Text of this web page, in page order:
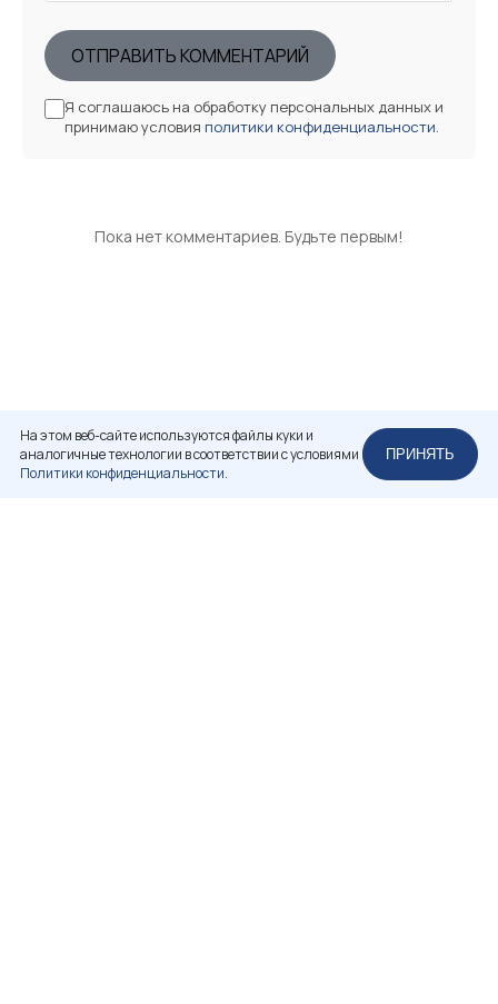
ОТПРАВИТЬ КОММЕНТАРИЙ
Я соглашаюсь на обработку персональных данных и
принимаю условия политики конфиденциальности.
Пока нет комментариев. Будьте первым!
На этом веб-сайте используются файлы куки и
аналогичные технологии в соответствии с условиями
Политики конфиденциальности.
ПРИНЯТЬ